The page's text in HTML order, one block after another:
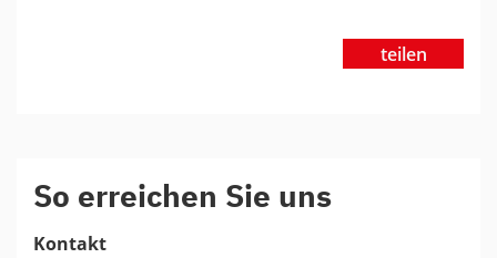
teilen
So erreichen Sie uns
Kontakt